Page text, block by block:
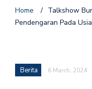
Home / Talkshow
Pendengaran Pada
Berita 6 March, 2024